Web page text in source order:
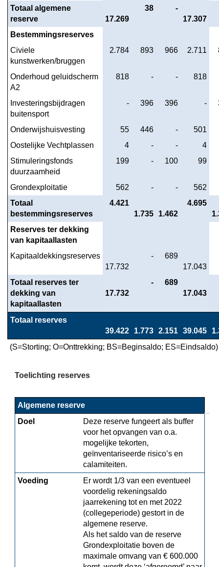
financiële
positie
Staat
van
reserves
voorzieningen
Totaal algemene
reserve
17.269
38
-
17.307
Bestemmingsreserves
Civiele
kunstwerken/bruggen
2.784 893 966 2.711
Onderhoud geluidscherm
A2
818 - - 818
Investeringsbijdragen
buitensport
- 396 396 -
Onderwijshuisvesting 55 446 -
501
Oostelijke Vechtplassen
4 - -
4
Stimuleringsfonds
duurzaamheid
199 - 100 99
Grondexploitatie 562 - -
562
Totaal
bestemmingsreserves
4.421
1.735
1.462
4.695
Reserves ter dekking
van kapitaallasten
Kapitaaldekkingsreserves
17.732
-
689
17.043
Totaal reserves ter
dekking van
kapitaallasten
17.732
-
689
17.043
Totaal reserves
39.422
1.773 2.151 39.045
(S=Storting; O=Onttrekking; BS=Beginsaldo; ES=Eindsaldo)
Toelichting reserves
Algemene reserve
Doel
Deze reserve fungeert als buffer
voor het opvangen van o.a.
mogelijke tekorten,
geïnventariseerde risico’s en
calamiteiten.
Voeding
Er wordt 1/3 van een eventueel
voordelig rekeningsaldo
jaarrekening tot en met 2022
(collegeperiode) gestort in de
algemene reserve.
Als het saldo van de reserve
Grondexploitatie boven de
maximale omvang van € 600.000